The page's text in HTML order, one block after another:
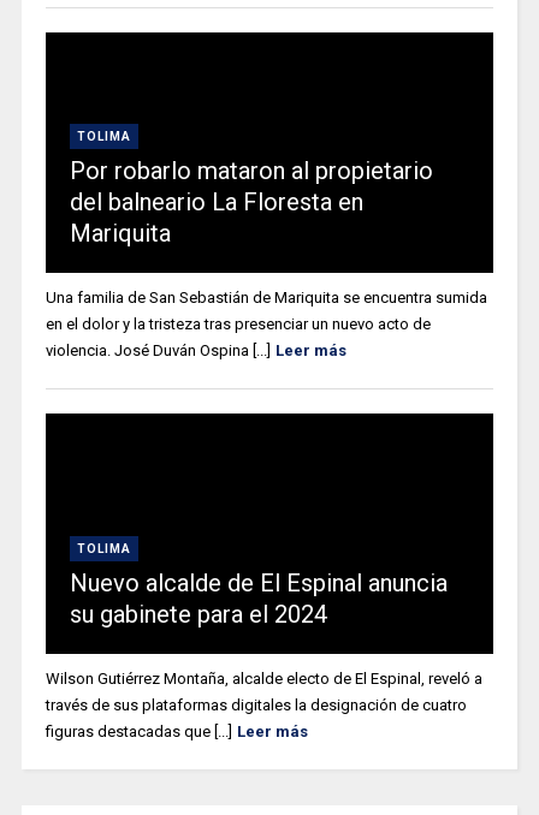
TOLIMA
Por robarlo mataron al propietario
del balneario La Floresta en
Mariquita
Una familia de San Sebastián de Mariquita se encuentra sumida
en el dolor y la tristeza tras presenciar un nuevo acto de
violencia. José Duván Ospina [...] Leer más
TOLIMA
Nuevo alcalde de El Espinal anuncia
su gabinete para el 2024
Wilson Gutiérrez Montaña, alcalde electo de El Espinal, reveló a
través de sus plataformas digitales la designación de cuatro
figuras destacadas que [...] Leer más